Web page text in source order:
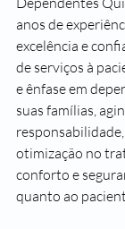
anos de
excelência e
de serviços à
e ênfase em
suas famílias,
otimização no
conforto e
quanto ao